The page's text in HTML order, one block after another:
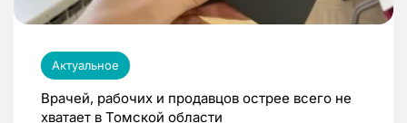
Актуальное
Врачей, рабочих и продавцов острее всего не
хватает в Томской области